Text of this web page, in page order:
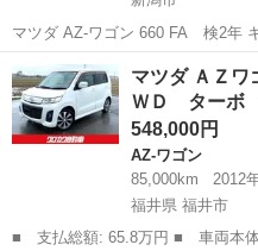
マツダ AZ-ワゴン 660 FA 検2年
ク） ハッチバック 軽自動車 本体価格 160,000円 支払総額 260,000円
年式(初度登録年):2007(H19) 走行
新潟市 AZ-ワゴン
マツダ ＡＺ
ＷＤ ターボ
548,000円
AZ-ワゴン
85,000km
2012
福井県 福井市
■ 支払総額: 65.8万円 ■ 車両本体価格： 548,000 円 ■ メーカー